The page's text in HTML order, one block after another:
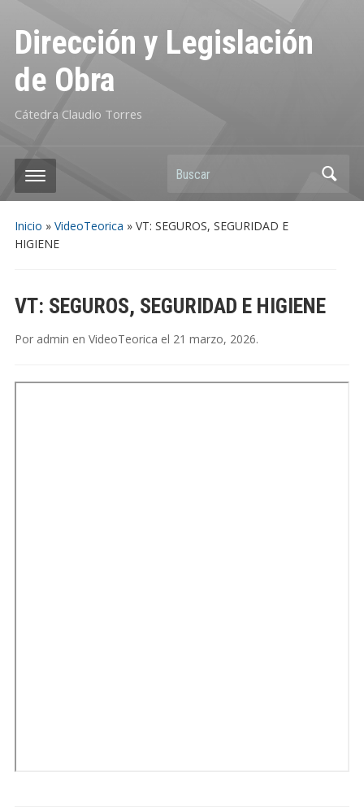
Dirección y Legislación
de Obra
Cátedra Claudio Torres
Buscar
Inicio » VideoTeorica » VT: SEGUROS, SEGURIDAD E
HIGIENE
VT: SEGUROS, SEGURIDAD E HIGIENE
Por admin en VideoTeorica el 21 marzo, 2026.